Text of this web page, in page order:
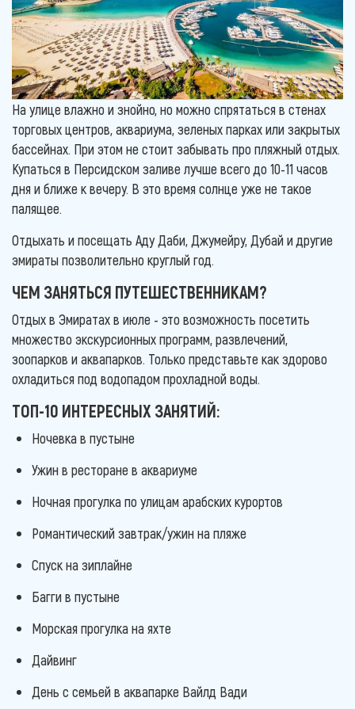
На улице влажно и знойно, но можно спрятаться в стенах
торговых центров, аквариума, зеленых парках или закрытых
бассейнах. При этом не стоит забывать про пляжный отдых.
Купаться в Персидском заливе лучше всего до 10-11 часов
дня и ближе к вечеру. В это время солнце уже не такое
палящее.
Отдыхать и посещать Аду Даби, Джумейру, Дубай и другие
эмираты позволительно круглый год.
ЧЕМ ЗАНЯТЬСЯ ПУТЕШЕСТВЕННИКАМ?
Отдых в Эмиратах в июле - это возможность посетить
множество экскурсионных программ, развлечений,
зоопарков и аквапарков. Только представьте как здорово
охладиться под водопадом прохладной воды.
ТОП-10 ИНТЕРЕСНЫХ ЗАНЯТИЙ:
Ночевка в пустыне
Ужин в ресторане в аквариуме
Ночная прогулка по улицам арабских курортов
Романтический завтрак/ужин на пляже
Спуск на зиплайне
Багги в пустыне
Морская прогулка на яхте
Дайвинг
День с семьей в аквапарке Вайлд Вади